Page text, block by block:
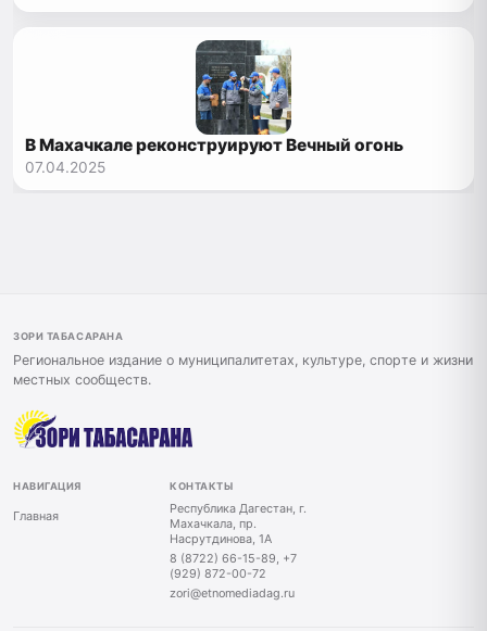
В Махачкале реконструируют Вечный огонь
07.04.2025
ЗОРИ ТАБАСАРАНА
Региональное издание о муниципалитетах, культуре, спорте и жизни
местных сообществ.
НАВИГАЦИЯ
Главная
КОНТАКТЫ
Республика Дагестан, г.
Махачкала, пр.
Насрутдинова, 1А
8 (8722) 66-15-89, +7
(929) 872-00-72
zori@etnomediadag.ru